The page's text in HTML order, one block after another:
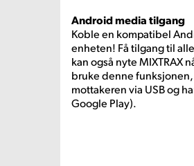
Android media tilgang
Koble en kompatibel
enheten! Få tilgang til
kan også nyte MIXTRAX
bruke denne
mottakeren via USB og
Google Play).